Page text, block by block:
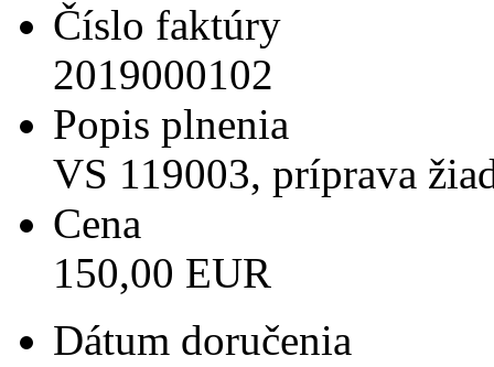
Číslo faktúry
2019000102
Popis plnenia
VS 119003, príprava
Cena
150,00 EUR
Dátum doručenia